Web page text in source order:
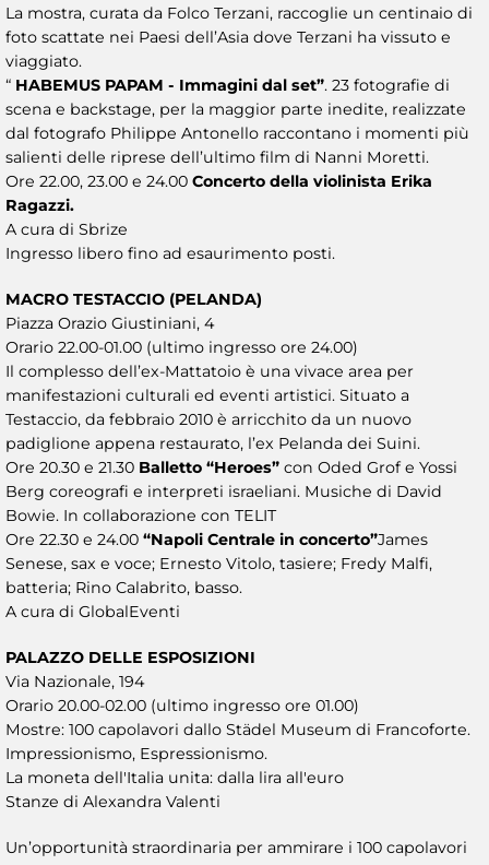
La mostra, curata da Folco Terzani, raccoglie un centinaio di
foto scattate nei Paesi dell’Asia dove Terzani ha vissuto e
viaggiato.
“ HABEMUS PAPAM - Immagini dal set”. 23 fotografie di
scena e backstage, per la maggior parte inedite, realizzate
dal fotografo Philippe Antonello raccontano i momenti più
salienti delle riprese dell’ultimo film di Nanni Moretti.
Ore 22.00, 23.00 e 24.00 Concerto della violinista Erika
Ragazzi.
A cura di Sbrize
Ingresso libero fino ad esaurimento posti.
MACRO TESTACCIO (PELANDA)
Piazza Orazio Giustiniani, 4
Orario 22.00-01.00 (ultimo ingresso ore 24.00)
Il complesso dell’ex-Mattatoio è una vivace area per
manifestazioni culturali ed eventi artistici. Situato a
Testaccio, da febbraio 2010 è arricchito da un nuovo
padiglione appena restaurato, l’ex Pelanda dei Suini.
Ore 20.30 e 21.30 Balletto “Heroes” con Oded Grof e Yossi
Berg coreografi e interpreti israeliani. Musiche di David
Bowie. In collaborazione con TELIT
Ore 22.30 e 24.00 “Napoli Centrale in concerto”James
Senese, sax e voce; Ernesto Vitolo, tasiere; Fredy Malfi,
batteria; Rino Calabrito, basso.
A cura di GlobalEventi
PALAZZO DELLE ESPOSIZIONI
Via Nazionale, 194
Orario 20.00-02.00 (ultimo ingresso ore 01.00)
Mostre: 100 capolavori dallo Städel Museum di Francoforte.
Impressionismo, Espressionismo.
La moneta dell'Italia unita: dalla lira all'euro
Stanze di Alexandra Valenti
Un’opportunità straordinaria per ammirare i 100 capolavori